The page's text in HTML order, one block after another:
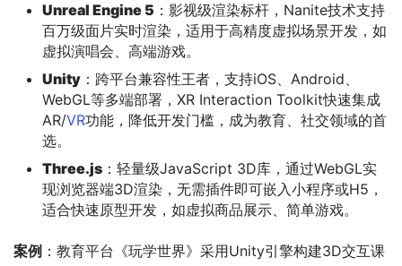
Unreal Engine 5 ：影视级渲染标杆，Nanite技术支持
百万级面片实时渲染，适用于高精度虚拟场景开发，如
虚拟演唱会、高端游戏。
Unity ：跨平台兼容性王者，支持iOS、Android、
WebGL等多端部署，XR Interaction Toolkit快速集成
AR/VR功能，降低开发门槛，成为教育、社交领域的首
选。
Three.js ：轻量级JavaScript 3D库，通过WebGL实
现浏览器端3D渲染，无需插件即可嵌入小程序或H5，
适合快速原型开发，如虚拟商品展示、简单游戏。
案例 ：教育平台《玩学世界》采用Unity引擎构建3D交互课